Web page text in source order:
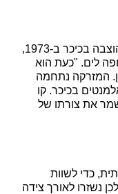
יצירתו של הפסל יצחק שמואלי, שהוצבה בכיכר ב-1973,
לים. "כעת הוא
המזרקה נתחמה
בכיכר. קו
את צורתו של
כדי לשוות
נשזרו לאורך צידה